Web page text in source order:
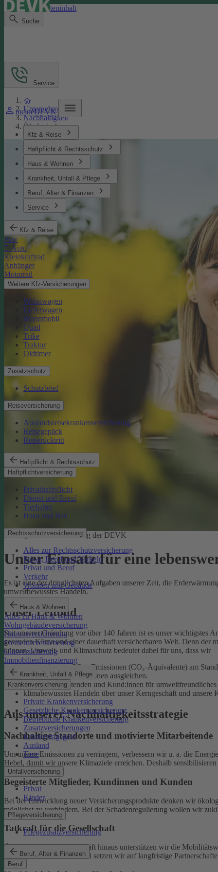
Direkt zum Seiteninhalt
Suche
meineDEVK
Kfz & Reise
Haftpflicht & Rechtsschutz
Haus & Wohnen
Krankheit, Unfall & Pflege
Beruf, Alter & Finanzen
Service
Kfz & Reise
Pkw
E-Auto
Kleinkraftrad
Anhänger
Motorrad
Weitere Kfz-Versicherungen
Wohnwagen
Lieferwagen
Wohnmobil
Quad
Trike
Traktor
Oldtimer
Zusatzschutz
Schutzbrief
Reiseversicherung
Auslandsreisekrankenversicherung
Reisegepäck
Reiserücktritt
Haftpflicht & Rechtsschutz
Haftpflichtversicherung
Privathaftpflicht
Dienst und Beruf
Tierhalter
Haus und Bau
Rechtsschutzversicherung
Alles zur Rechtsschutzversicherung
Privat, Beruf und Verkehr
Privat und Beruf
Verkehr
Wohnen und Gebäude
Haus & Wohnen
Alles zu Haus & Wohnen
Wohngebäudeversicherung
Hausratversicherung
Elementarversicherung
Glasversicherung
Immobilienfinanzierung
Krankheit, Unfall & Pflege
Krankenversicherung
Private Krankenversicherung
Gesetzliche Krankenversicherung
Betriebliche Krankenversicherung
Zusatzversicherungen
Krankentagegeld
Ausland
Tiere
Unfallversicherung
Privat
Kinder
Pflegeversicherung
Pflegezusatzversicherung
Beruf, Alter & Finanzen
Beruf
Service
Unternehmen
Nachhaltigkeit
Ökologisches
Ökologische Verantwortung der DEVK
Unser Einsatz für eine
Es ist eine der dringlichsten Aufgaben unserer Zeit, die
umweltbewusstes Handeln.
Unser Leitbild
Seit unserer Gründung vor über 140 Jahren ist es unser wichtigstes
gesunden Klima und einer dauerhaft versicherbaren Welt. Denn der
können.Umwelt- und Klimaschutz bedeutet dabei für uns, dass wir
unsere eigenen CO₂e-Emissionen (CO₂-Äquivalente) am
unvermeidliche Emissionen ausgleichen.
unsere Mitarbeitenden und Kund:innen für
klimabewusstes Handeln über unser Kerngeschäft und unsere
Aus unserer Nachhaltigkeitsstrategie
Nachhaltige Standorte und motivierte Mitarbeitende
Um unsere Emissionen zu verringern, verbessern wir u. a. die
Hebel, damit wir unsere Klimaziele erreichen. Deshalb
Begeisterte Mitglieder, Kundinnen und Kunden
Bei der Entwicklung neuer Versicherungsprodukte denken wir
möglichst zu verhindern. Bei der Schadenregulierung wollen wir
Tatkraft für die Gesellschaft
Über unser tägliches Geschäft hinaus unterstützen wir die
Klimaschutz widmen. Dabei setzen wir auf langfristige